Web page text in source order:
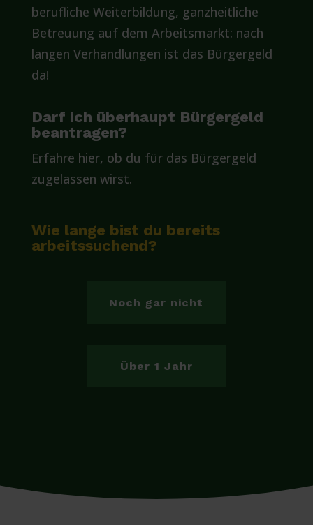
berufliche Weiterbildung, ganzheitliche
Betreuung auf dem Arbeitsmarkt: nach
langen Verhandlungen ist das Bürgergeld
da!
Darf ich überhaupt Bürgergeld
beantragen?
Erfahre hier, ob du für das Bürgergeld
zugelassen wirst.
Wie lange bist du bereits
arbeitssuchend?
Noch gar nicht
Über 1 Jahr